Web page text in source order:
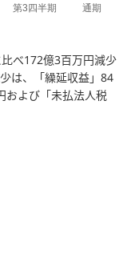
べ172億3百万円減少
は、「繰延収益」84
および「未払法人税